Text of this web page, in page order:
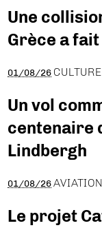
Une
Grèce a
01/08/26
Un vol
centenaire
Lindbergh
01/08/26
Le projet